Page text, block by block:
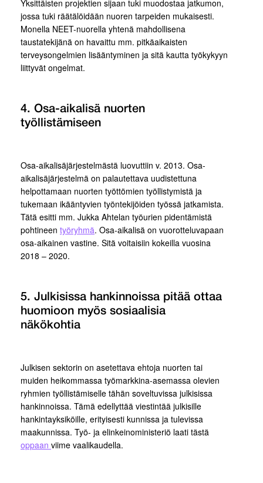
Yksittäisten projektien sijaan tuki muodostaa jatkumon,
jossa tuki räätälöidään nuoren tarpeiden mukaisesti.
Monella NEET-nuorella yhtenä mahdollisena
taustatekijänä on havaittu mm. pitkäaikaisten
terveysongelmien lisääntyminen ja sitä kautta työkykyyn
liittyvät ongelmat.
4. Osa-aikalisä nuorten
työllistämiseen
Osa-aikalisäjärjestelmästä luovuttiin v. 2013. Osa-
aikalisäjärjestelmä on palautettava uudistettuna
helpottamaan nuorten työttömien työllistymistä ja
tukemaan ikääntyvien työntekijöiden työssä jatkamista.
Tätä esitti mm. Jukka Ahtelan työurien pidentämistä
pohtineen työryhmä. Osa-aikalisä on vuorotteluvapaan
osa-aikainen vastine. Sitä voitaisiin kokeilla vuosina
2018 – 2020.
5. Julkisissa hankinnoissa pitää ottaa
huomioon myös sosiaalisia
näkökohtia
Julkisen sektorin on asetettava ehtoja nuorten tai
muiden heikommassa työmarkkina-asemassa olevien
ryhmien työllistämiselle tähän soveltuvissa julkisissa
hankinnoissa. Tämä edellyttää viestintää julkisille
hankintayksiköille, erityisesti kunnissa ja tulevissa
maakunnissa. Työ- ja elinkeinoministeriö laati tästä
oppaan viime vaalikaudella.